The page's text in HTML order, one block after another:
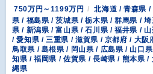
750万円～1199万円
北海道 / 青森県
県 / 福島県 / 茨城県 / 栃木県 / 群馬県 /
県 / 新潟県 / 富山県 / 石川県 / 福井県 /
/ 愛知県 / 三重県 / 滋賀県 / 京都府 / 大
鳥取県 / 島根県 / 岡山県 / 広島県 / 山口
知県 / 福岡県 / 佐賀県 / 長崎県 / 熊本県 /
縄県